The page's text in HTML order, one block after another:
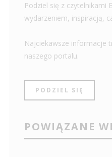
Podziel się z czytelnikami
wydarzeniem, inspiracją,
Najciekawsze informacje
naszego portalu.
PODZIEL SIĘ
POWIĄZANE